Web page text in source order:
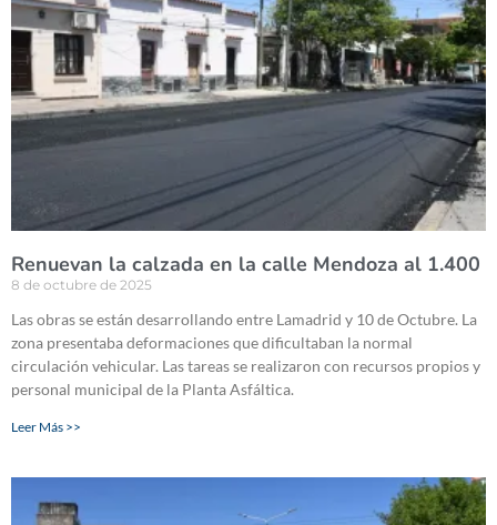
Renuevan la calzada en la calle Mendoza al 1.400
8 de octubre de 2025
Las obras se están desarrollando entre Lamadrid y 10 de Octubre. La
zona presentaba deformaciones que dificultaban la normal
circulación vehicular. Las tareas se realizaron con recursos propios y
personal municipal de la Planta Asfáltica.
Leer Más >>